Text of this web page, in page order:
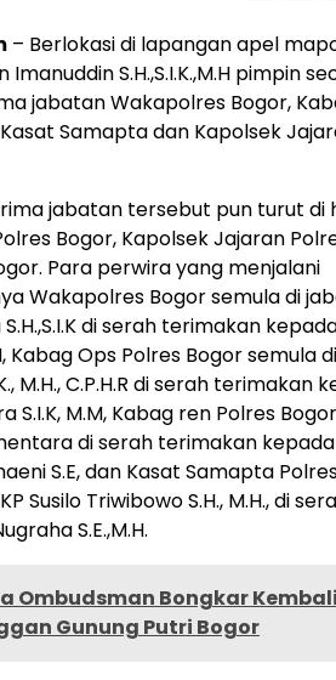
– Berlokasi di lapangan apel
S.H.,S.I.K.,M.H pimpin
jabatan Wakapolres Bogor,
Samapta dan Kapolsek
jabatan tersebut pun turut di
Bogor, Kapolsek Jajaran
Para perwira yang menjalani
Wakapolres Bogor semula di
di serah terimakan
Kabag Ops Polres Bogor semula di
M.H., C.P.H.R di serah terimakan
S.I.K, M.M, Kabag ren Polres Bogor
di serah terimakan kepada
S.E, dan Kasat Samapta
Susilo Triwibowo S.H., M.H., di
S.E.,M.H.
Ombudsman Bongkar Kembali
Gunung Putri Bogor